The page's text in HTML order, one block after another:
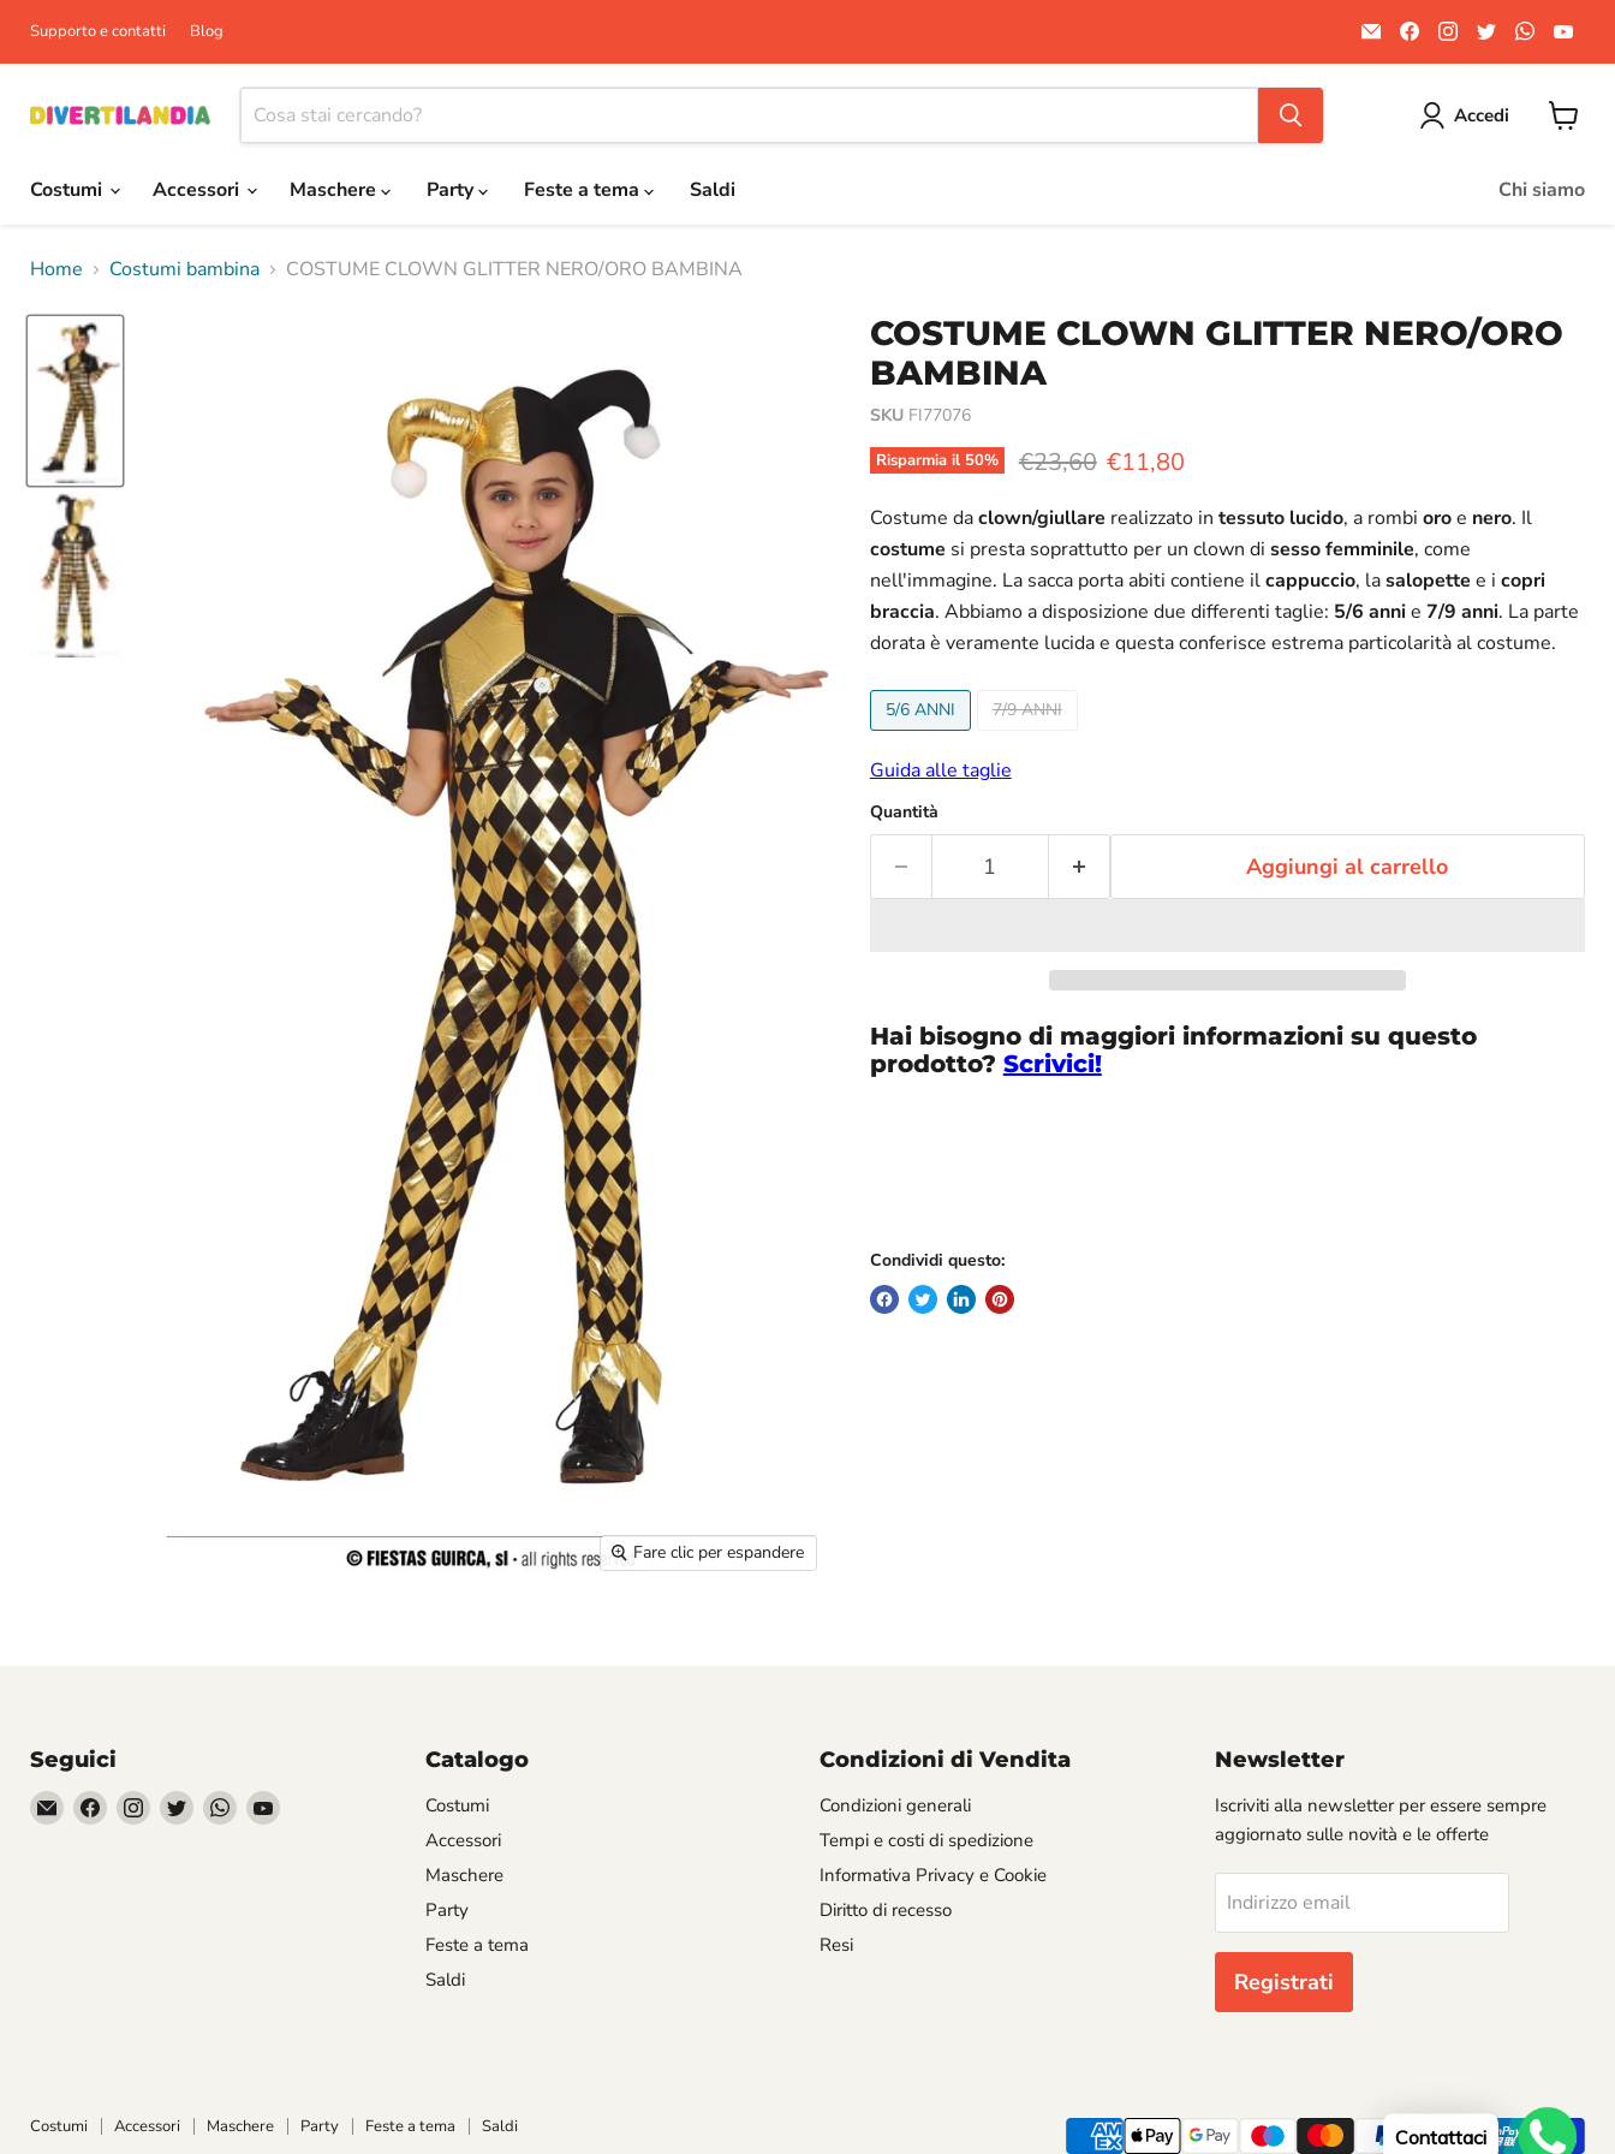
Supporto e contatti Blog
Email
Divertilandia.it
Trovaci
su
Facebook
Trovaci
su
Instagram
Trovaci
su
Twitter
Trovaci
su
Accedi
carrello
Costumi Accessori Maschere Party Feste a tema Saldi Chi siamo
Home Costumi bambina COSTUME CLOWN GLITTER NERO/ORO BAMBINA
Fare clic per espandere
COSTUME CLOWN GLITTER NERO/ORO
BAMBINA
SKU FI77076
Risparmia il 50% Prezzo originale
€23,60 Prezzo attuale
€11,80
Costume daclown/giullare realizzato in tessuto lucido, a rombi oroe nero. Il
costume si presta soprattutto per un clown di sesso femminile, come
nell'immagine. La sacca porta abiti contiene ilcappuccio, lasalopette e i copri
braccia. Abbiamo a disposizione due differenti taglie: 5/6 annie 7/9 anni. La parte
dorata è veramente lucida e questa conferisce estrema particolarità al costume.
5/6 ANNI 7/9 ANNI
Guida alle taglie
Quantità
Aggiungi al carrello
Hai bisogno di maggiori informazioni su questo
prodotto? Scrivici!
Condividi questo:
Seguici
EmailTrovaciTrovaciTrovaciTrovaciTrovaci
Catalogo
Costumi
Accessori
Maschere
Party
Feste a tema
Saldi
Condizioni di Vendita
Condizioni generali
Tempi e costi di spedizione
Informativa Privacy e Cookie
Diritto di recesso
Resi
Newsletter
Iscriviti alla newsletter per essere sempre
aggiornato sulle novità e le offerte
Indirizzo email
Registrati
Costumi Accessori Maschere Party Feste a tema Saldi Contattaci